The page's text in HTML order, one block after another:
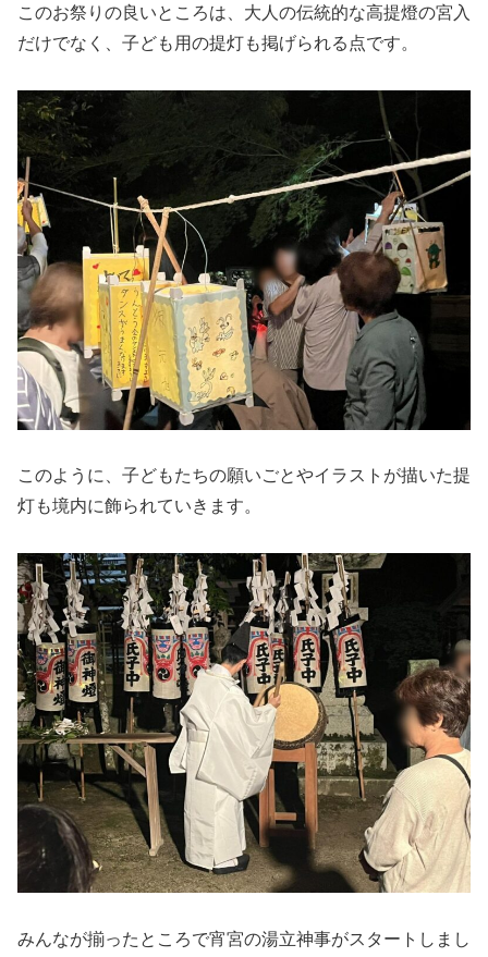
このお祭りの良いところは、大人の伝統的な高提燈の宮入
だけでなく、子ども用の提灯も掲げられる点です。
このように、子どもたちの願いごとやイラストが描いた提
灯も境内に飾られていきます。
みんなが揃ったところで宵宮の湯立神事がスタートしまし